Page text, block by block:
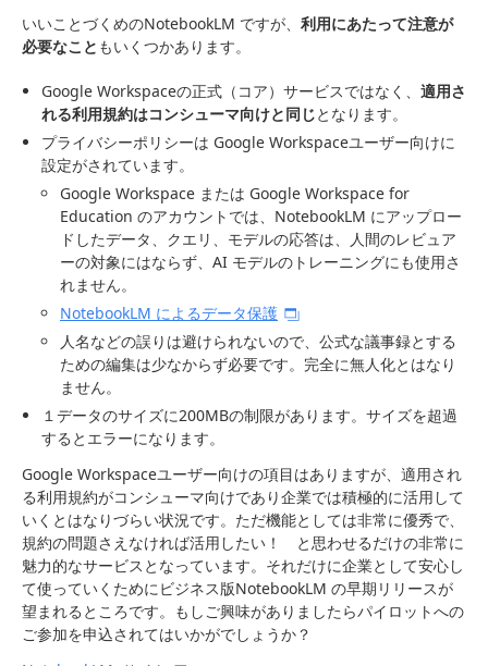
いいことづくめのNotebookLM ですが、 利用にあたって注意が
必要なこと もいくつかあります。
Google Workspaceの正式（コア）サービスではなく、 適用さ
れる利用規約はコンシューマ向けと同じとなります。
プライバシーポリシーは Google Workspaceユーザー向けに
設定がされています。
Google Workspace または Google Workspace for
Education のアカウントでは、NotebookLM にアップロー
ドしたデータ、クエリ、モデルの応答は、人間のレビュア
ーの対象にはならず、AI モデルのトレーニングにも使用さ
れません。
NotebookLM によるデータ保護
人名などの誤りは避けられないので、公式な議事録とする
ための編集は少なからず必要です。完全に無人化とはなり
ません。
１データのサイズに200MBの制限があります。サイズを超過
するとエラーになります。
Google Workspaceユーザー向けの項目はありますが、適用され
る利用規約がコンシューマ向けであり企業では積極的に活用して
いくとはなりづらい状況です。ただ機能としては非常に優秀で、
規約の問題さえなければ活用したい！ と思わせるだけの非常に
魅力的なサービスとなっています。それだけに企業として安心し
て使っていくためにビジネス版NotebookLM の早期リリースが
望まれるところです。もしご興味がありましたらパイロットへの
ご参加を申込されてはいかがでしょうか？